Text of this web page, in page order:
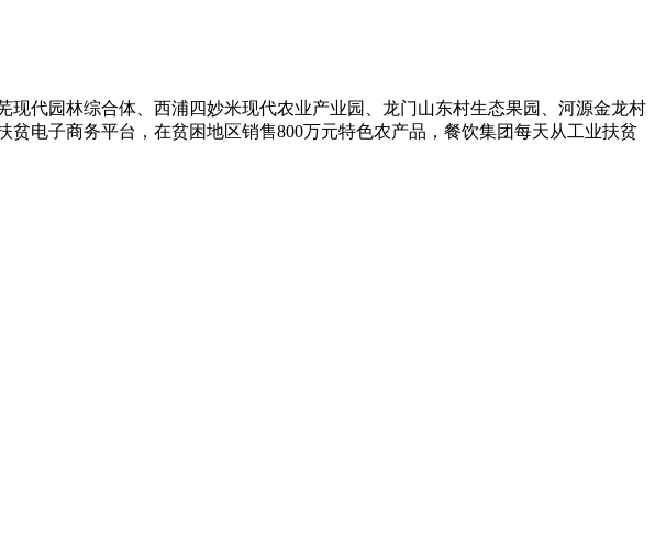
代园林综合体、西浦四妙米现代农业产业园、龙门山东村生态果园、河源金龙村
电子商务平台，在贫困地区销售800万元特色农产品，餐饮集团每天从工业扶贫